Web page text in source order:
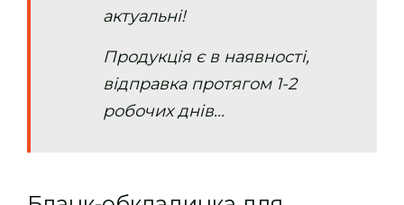
актуальні!
Продукція є в наявності,
відправка протягом 1-2
робочих днів...